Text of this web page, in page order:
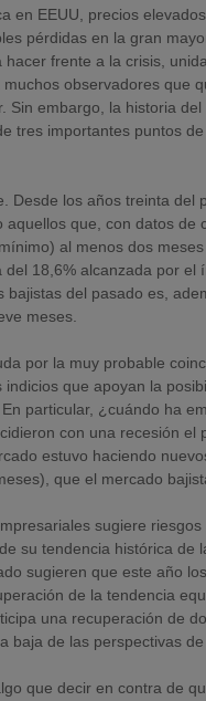
en EEUU, precios
pérdidas en la gran
frente a la crisis,
observadores que
Sin embargo, la historia
tres importantes puntos de
Desde los años treinta
que, con datos
al menos dos
18,6% alcanzada por
del pasado es,
meses.
por la muy probable
que apoyan la
particular, ¿cuándo ha
con una recesión
estuvo haciendo
que el mercado
sugiere
su tendencia histórica
sugieren que este año
de la tendencia
una recuperación de
baja de las perspectivas de
que decir en contra de